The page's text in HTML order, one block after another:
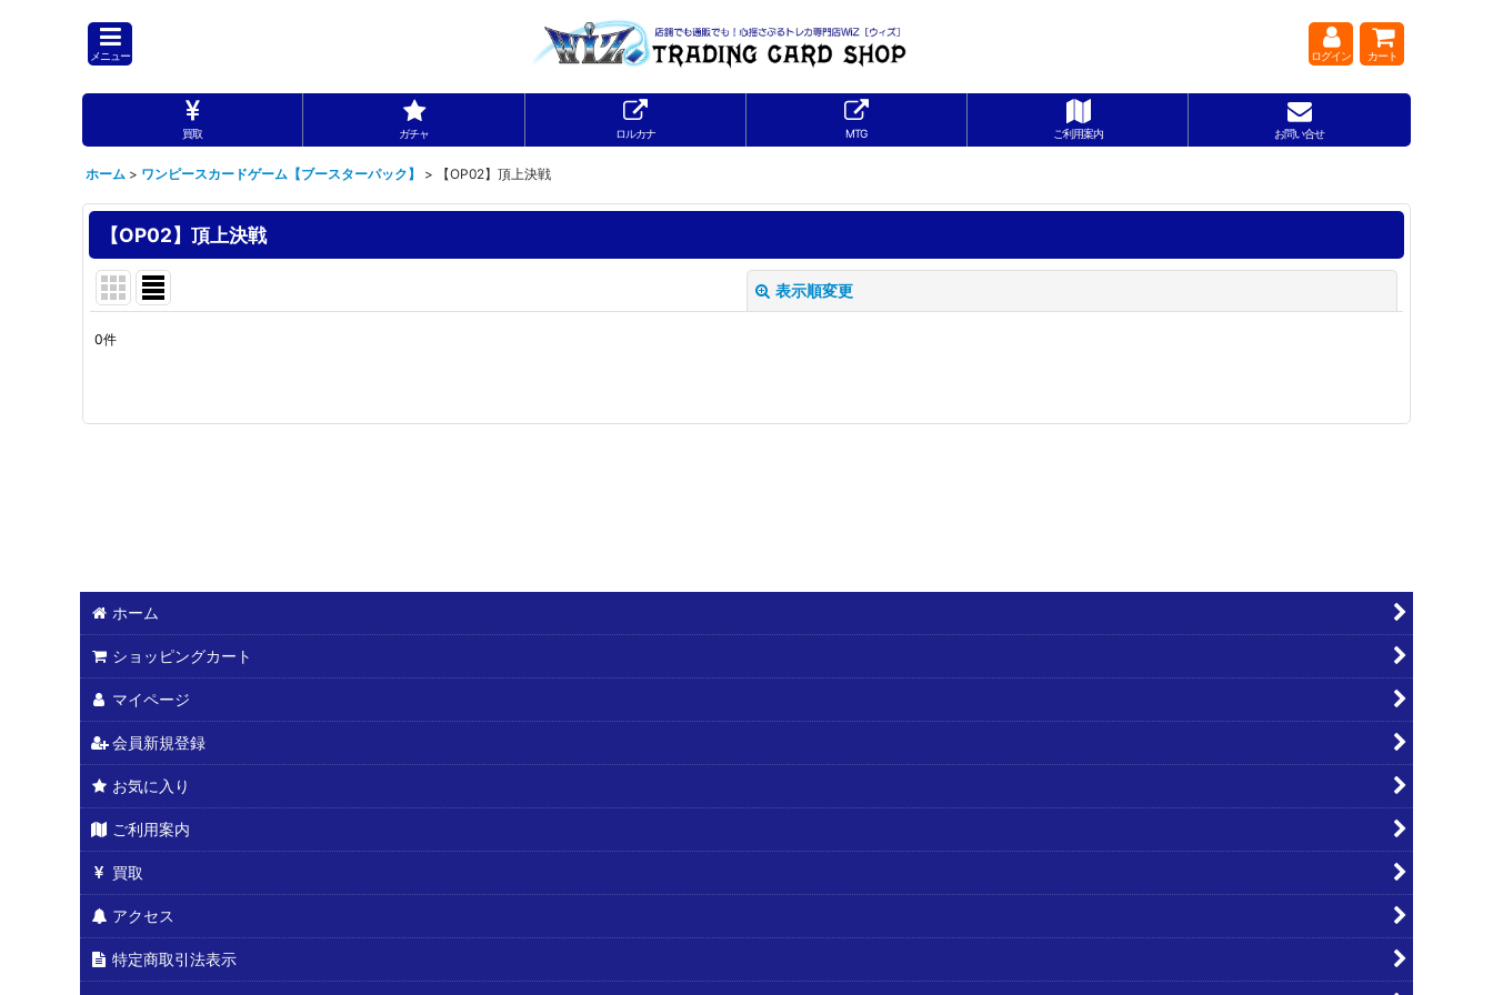
メニュー ログイン カート
買取 ガチャ ロルカナ MTG ご利用案内 お問い合せ
ホーム > ワンピースカードゲーム【ブースターパック】 > 【OP02】頂上決戦
【OP02】頂上決戦
表示順変更
0件
ホーム
ショッピングカート
マイページ
会員新規登録
お気に入り
ご利用案内
買取
アクセス
特定商取引法表示